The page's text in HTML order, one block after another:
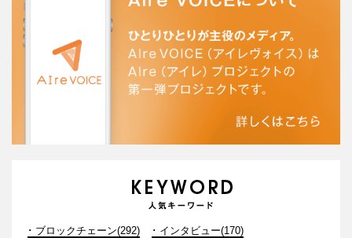
ブロックチェーン(292) インタビュー(170)